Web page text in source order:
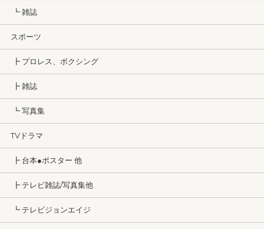
┗ 雑誌
スポーツ
┣ プロレス、ボクシング
┣ 雑誌
┗ 写真集
TVドラマ
┣ 台本●ポスター 他
┣ テレビ雑誌/写真集他
┗ テレビジョンエイジ